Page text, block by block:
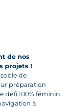
de nos
projets !
de
préparation
défi 100% féminin,
à